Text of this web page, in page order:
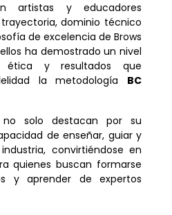
artistas y educadores
dominio técnico
de excelencia de Brows
ha demostrado un nivel
ética y resultados que
la metodología BC
solo destacan por su
de enseñar, guiar y
convirtiéndose en
quienes buscan formarse
y aprender de expertos